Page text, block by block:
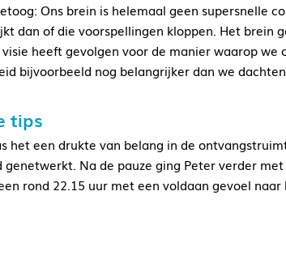
Ons brein is helemaal geen supersnelle
dan of die voorspellingen kloppen. Het brein
heeft gevolgen voor de manier waarop we
bijvoorbeeld nog belangrijker dan we
tips
het een drukte van belang in de
genetwerkt. Na de pauze ging Peter verder
rond 22.15 uur met een voldaan gevoel naar